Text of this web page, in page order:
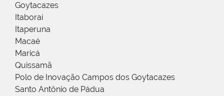
Goytacazes
Itaboraí
Itaperuna
Macaé
Maricá
Quissamã
Polo de Inovação Campos dos Goytacazes
Santo Antônio de Pádua